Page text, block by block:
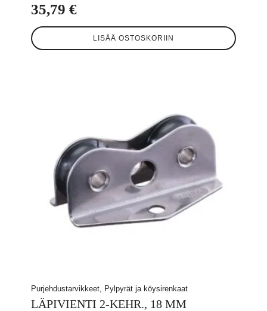
35,79 €
LISÄÄ OSTOSKORIIN
Purjehdustarvikkeet, Pylpyrät ja köysirenkaat
LÄPIVIENTI 2-KEHR., 18 MM